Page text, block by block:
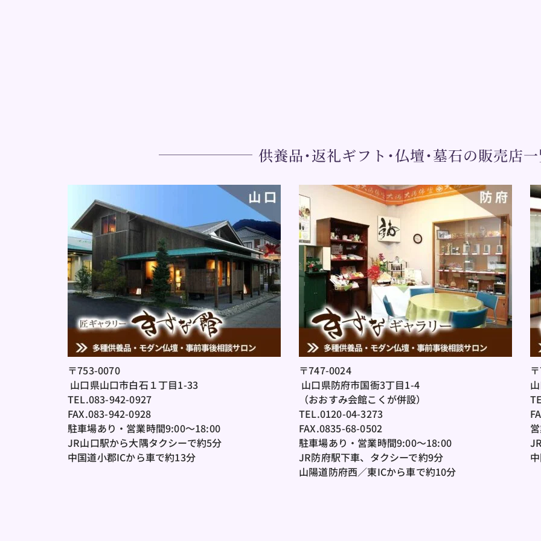
供養品･返礼ギフト･仏壇･墓石の販売店
〒753-0070
山口県山口市白石１丁目1-33
TEL.083-942-0927
FAX.083-942-0928
駐車場あり・営業時間9:00～18:00
JR山口駅から大隅タクシーで約5分
中国道小郡ICから車で約13分
〒747-0024
山口県防府市国衙3丁目1-4
（おおすみ会館こくが併設）
TEL.0120-04-3273
FAX.0835-68-0502
駐車場あり・営業時間9:00～18:00
JR防府駅下車、タクシーで約9分
山陽道防府西／東ICから車で約10分